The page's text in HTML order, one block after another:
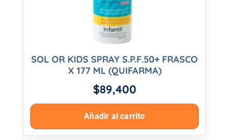
SOL OR KIDS SPRAY S.P.F.50+ FRASCO
X 177 ML (QUIFARMA)
$89,400
Añadir al carrito